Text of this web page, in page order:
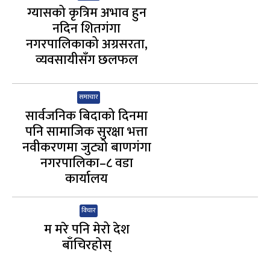
ग्यासको कृत्रिम अभाव हुन
नदिन शितगंगा
नगरपालिकाको अग्रसरता,
व्यवसायीसँग छलफल
समाचार
सार्वजनिक बिदाको दिनमा
पनि सामाजिक सुरक्षा भत्ता
नवीकरणमा जुट्यो बाणगंगा
नगरपालिका–८ वडा
कार्यालय
विचार
म मरे पनि मेरो देश
बाँचिरहोस्